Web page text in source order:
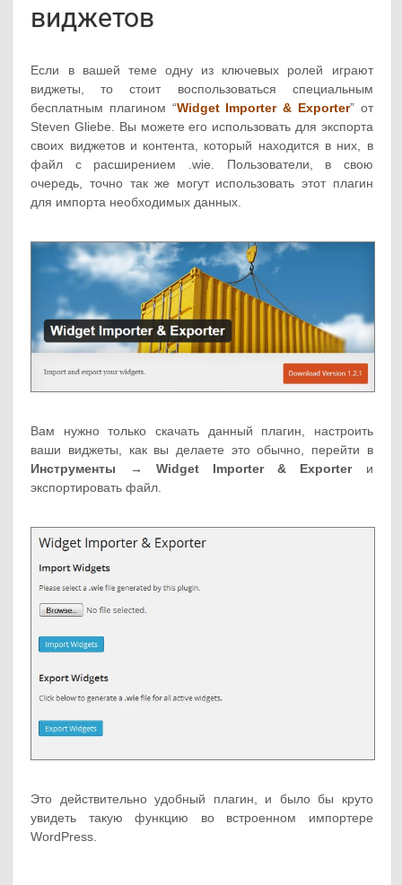
виджетов
Если в вашей теме одну из ключевых ролей играют
виджеты, то стоит воспользоваться специальным
бесплатным плагином “Widget Importer & Exporter” от
Steven Gliebe. Вы можете его использовать для экспорта
своих виджетов и контента, который находится в них, в
файл с расширением .wie. Пользователи, в свою
очередь, точно так же могут использовать этот плагин
для импорта необходимых данных.
Вам нужно только скачать данный плагин, настроить
ваши виджеты, как вы делаете это обычно, перейти в
Инструменты → Widget Importer & Exporterи
экспортировать файл.
Это действительно удобный плагин, и было бы круто
увидеть такую функцию во встроенном импортере
WordPress.